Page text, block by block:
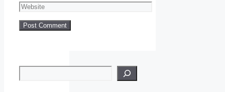
Website
Search